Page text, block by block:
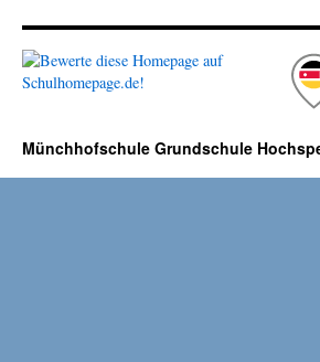
Münchhofschule Grundschule